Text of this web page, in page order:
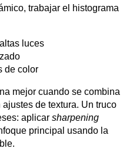
trabajar el histograma
luces
de color
mejor cuando se combina
de textura. Un truco
aplicar sharpening
principal usando la